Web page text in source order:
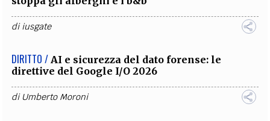
di iusgate
DIRITTO / AI e sicurezza del dato forense: le
direttive del Google I/O 2026
di Umberto Moroni